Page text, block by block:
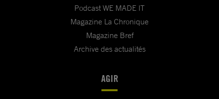
Podcast WE MADE IT
Magazine La Chronique
Magazine Bref
Archive des actualités
AGIR